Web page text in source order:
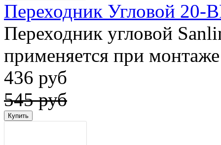
Переходник Угловой 20-
Переходник угловой
применяется при
436 руб
545 руб